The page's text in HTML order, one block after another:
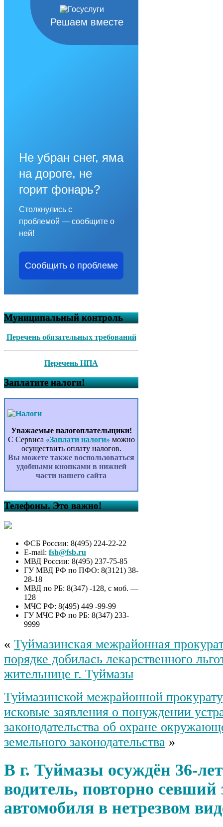
Решаем вместе
Не убран снег, яма
на дороге, не
горит фонарь?
Столкнулись с
проблемой — сообщите о
ней!
Сообщить о проблеме
Муниципальный контроль
Перечень обязательных требований
Перечень НПА
Заплатите налоги!
Уважаемые налогоплательщики!
С Сервиса «Заплати налоги» можно
осуществить оплату налогов.
Вы можете также воспользоваться
удобными кнопками в нижней
части нашего сайта
Телефоны. Это важно!
ФСБ России: 8(495) 224-22-22
E-mail: fsb@fsb.ru
МВД России: 8(495) 237-75-85
ГУ МВД РФ по ПФО: 8(3121) 38-
28-18
МВД по РБ: 8(347) -128, с моб. —
128
МЧС РФ: 8(495) 449 -99-99
ГУ МЧС РФ по РБ: 8(347) 233-
9999
« Туймазинская межрайонная
порядке добилась лекарственного
жительнице г. Туймазы
Туймазинской межрайонной
исковые заявления о понуждении
законодательства об охране
земельного законодательства »
В г. Туймазы осуждён 36-
водитель, повторно севший
автомобиля в нетрезвом